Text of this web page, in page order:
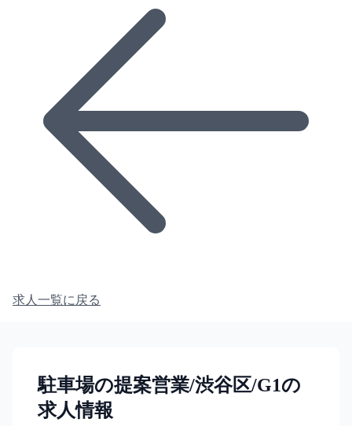
求人一覧に戻る
駐車場の提案営業/渋谷区/G1の
求人情報